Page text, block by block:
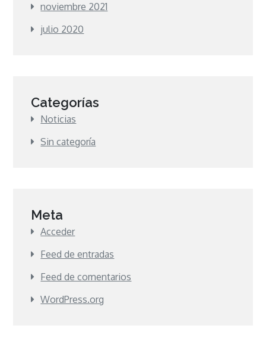
noviembre 2021
julio 2020
Categorías
Noticias
Sin categoría
Meta
Acceder
Feed de entradas
Feed de comentarios
WordPress.org